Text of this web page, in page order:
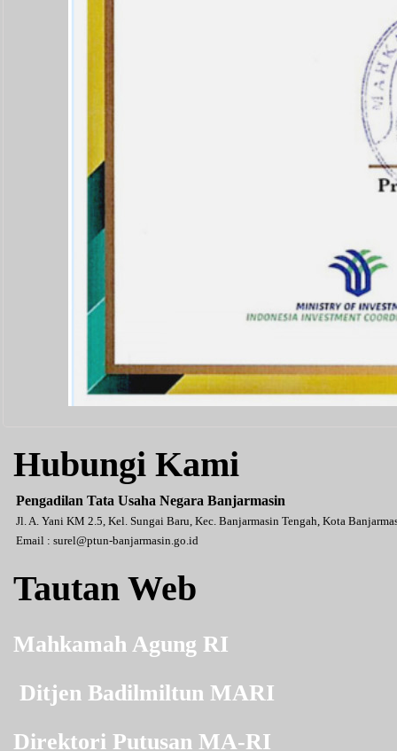
Hubungi Kami
Pengadilan Tata Usaha Negara Banjarmasin
Jl. A. Yani KM 2.5, Kel. Sungai Baru, Kec. Banjarmasin Tengah, Kota
Email : surel@ptun-banjarmasin.go.id
Tautan Web
Mahkamah Agung RI
Ditjen Badilmiltun MARI
Direktori Putusan MA-RI